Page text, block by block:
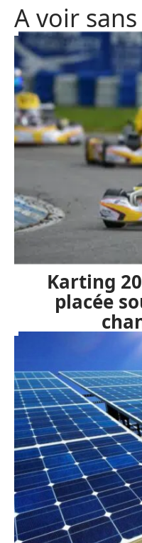
A voir
Karting
placée